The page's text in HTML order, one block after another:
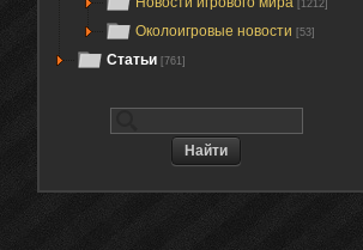
[1212]
Околоигровые новости [53]
Статьи [761]